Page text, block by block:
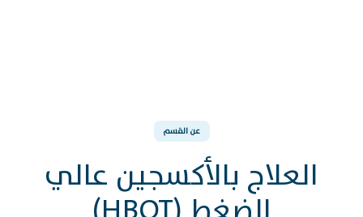
عن القسم
العلاج بالأكسجين عالي